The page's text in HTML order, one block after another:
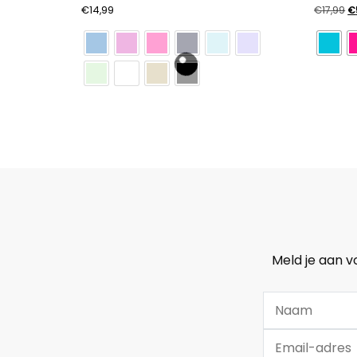
€14,99 €17,99 €
Meld je aan